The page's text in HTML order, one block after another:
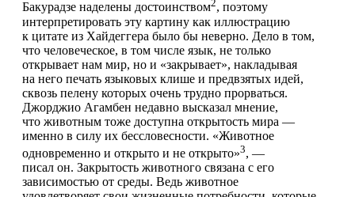
Бакурадзе наделены достоинством2, поэтому
интерпретировать эту картину как иллюстрацию
к цитате из Хайдеггера было бы неверно. Дело в том,
что человеческое, в том числе язык, не только
открывает нам мир, но и «закрывает», накладывая
на него печать языковых клише и предвзятых идей,
сквозь пелену которых очень трудно прорваться.
Джорджио Агамбен недавно высказал мнение,
что животным тоже доступна открытость мира —
именно в силу их бессловесности. «Животное
одновременно и открыто и не открыто»3, —
писал он. Закрытость животного связана с его
зависимостью от среды. Ведь животное